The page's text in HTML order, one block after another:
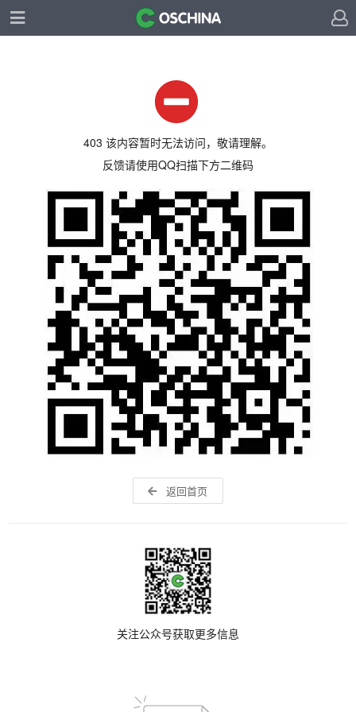
403 该内容暂时无法访问，敬请理解。
反馈请使用QQ扫描下方二维码
返回首页
关注公众号获取更多信息